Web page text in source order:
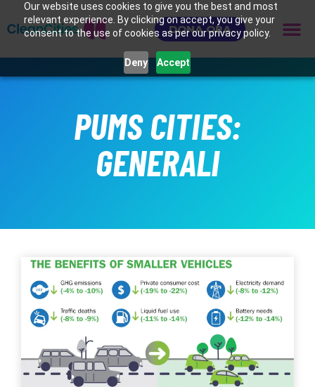
Our website uses cookies to give you the best and most
relevant experience. By clicking on accept, you give your
consent to the use of cookies as per our privacy policy.
Deny Accept
DONA ORA
PUMS CITIES:
GENERALI